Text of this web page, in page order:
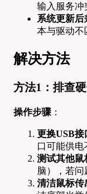
输入服务冲
系统更新后
本与驱动不
解决方法
方法1：排查
操作步骤 ：
更换USB接
口可能供电
测试其他鼠
脑），若问
清洁鼠标传